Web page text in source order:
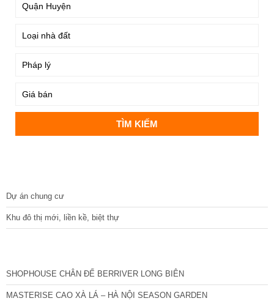
Dự án chung cư
Khu đô thị mới, liền kề, biệt thự
SHOPHOUSE CHÂN ĐẾ BERRIVER LONG BIÊN
MASTERISE CAO XÀ LÁ – HÀ NỘI SEASON GARDEN